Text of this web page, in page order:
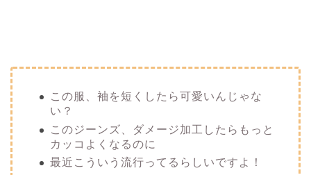
この服、袖を短くしたら可愛いんじゃな
い？
このジーンズ、ダメージ加工したらもっと
カッコよくなるのに
最近こういう流行ってるらしいですよ！